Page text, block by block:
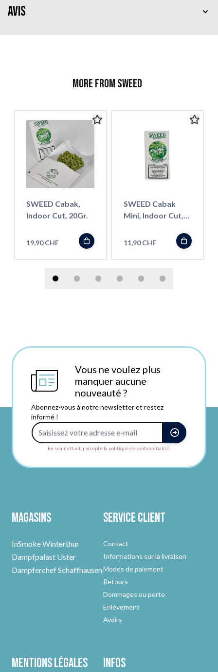
Avis
More from Sweed
SWEED Cabak,
Indoor Cut, 20Gr.
19,90 CHF
SWEED Cabak
Mini, Indoor Cut,
11,90 CHF
Vous ne voulez plus
manquer aucune
nouveauté ?
Abonnez-vous à notre newsletter et restez
informé !
En soumettant, j'accepte la politique de confidentialité.
Magasins
InSmoke Winterthur
Dampfpalast Uster
Dampferchef Schaffhausen
Service client
Contact
Informations sur la livraison
Modes de paiement
Retours
Dommages ou perte
Enlèvement
Avoirs
Mentions légales Infos